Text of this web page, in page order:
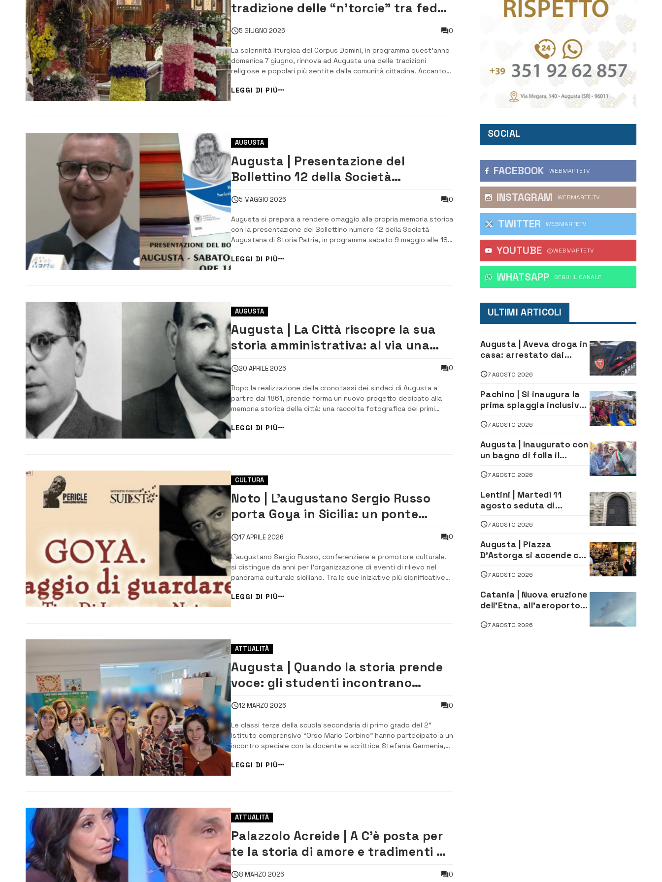
tradizione delle “n’torcie” tra fede,
fiori e storia
5 GIUGNO 2026 0
La solennità liturgica del Corpus Domini, in programma quest’anno
domenica 7 giugno, rinnova ad Augusta una delle tradizioni
religiose e popolari più sentite dalla comunità cittadina. Accanto
da numerose varietà di fiori e da una moltitudine di ceri che
accompagneranno le cele...
LEGGI DI PIÙ
AUGUSTA
Augusta | Presentazione del
Bollettino 12 della Società
Augustana di Storia Patria
5 MAGGIO 2026 0
Augusta si prepara a rendere omaggio alla propria memoria storica
con la presentazione del Bollettino numero 12 della Società
Augustana di Storia Patria, in programma sabato 9 maggio alle 18
nel salone del Palazzo di Città Un appuntamento ormai consolidato
che conferma l’impegno del sodalizio nella tutela e diffusione
della cultura locale. A p...
LEGGI DI PIÙ
AUGUSTA
Augusta | La Città riscopre la sua
storia amministrativa: al via una
raccolta fotografica dei sindaci dal
dopoguerra a oggi
20 APRILE 2026 0
Dopo la realizzazione della cronotassi dei sindaci di Augusta a
partire dal 1861, prende forma un nuovo progetto dedicato alla
memoria storica della città: una raccolta fotografica dei primi
che parte dalla figura di Giuseppe Motta e arriva all’attuale
sindaco Giuseppe Di Mar...
LEGGI DI PIÙ
CULTURA
Noto | L’augustano Sergio Russo
porta Goya in Sicilia: un ponte
culturale con la Spagna
17 APRILE 2026 0
L’augustano Sergio Russo, conferenziere e promotore culturale,
si distingue da anni per l’organizzazione di eventi di rilievo nel
panorama culturale siciliano. Tra le sue iniziative più significative
figura la pubblicazione del volume «I cannoni di Avola e la battaglia
di Capo Passero, 11 agosto 1718», uno studio di carattere tecnico
e scienti...
LEGGI DI PIÙ
ATTUALITÀ
Augusta | Quando la storia prende
voce: gli studenti incontrano
Stefania Germenia
12 MARZO 2026 0
Le classi terze della scuola secondaria di primo grado del 2°
Istituto comprensivo “Orso Mario Corbino” hanno partecipato a un
incontro speciale con la docente e scrittrice Stefania Germenia,
autrice del romanzo Vita di Norina. Un momento di confronto e
riflessione che ha trasformato la lettura in un’esperienza viva,
capace di avvicinare i rag...
LEGGI DI PIÙ
ATTUALITÀ
Palazzolo Acreide | A C’è posta per
te la storia di amore e tradimenti di
Viviana e Salvatore
8 MARZO 2026 0
SOCIAL
FACEBOOK WEBMARTETV
INSTAGRAM WEBMARTE.TV
TWITTER WEBMARTETV
YOUTUBE @WEBMARTETV
WHATSAPP ‎SEGUI IL CANALE
ULTIMI ARTICOLI
Augusta | Aveva droga in
casa: arrestato dai
7 AGOSTO 2026
Pachino | Si inaugura la
prima spiaggia inclusiva
assistenza e prevenzione
aperte a tutti
7 AGOSTO 2026
Augusta | Inaugurato con
un bagno di folla il
Moro
7 AGOSTO 2026
Lentini | Martedì 11
agosto seduta di
7 AGOSTO 2026
Augusta | Piazza
D’Astorga si accende con
Burraco “Sotto le Stelle”
7 AGOSTO 2026
Catania | Nuova eruzione
dell’Etna, all’aeroporto
dirottati
7 AGOSTO 2026